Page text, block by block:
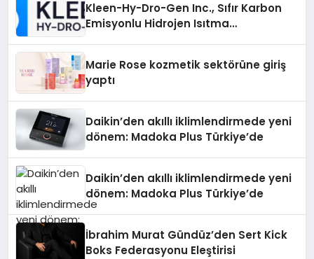
Kleen-Hy-Dro-Gen Inc., Sıfır Karbon
Emisyonlu Hidrojen Isıtma
Marie Rose kozmetik sektörüne giriş
yaptı
Daikin’den akıllı iklimlendirmede yeni
dönem: Madoka Plus Türkiye’de
Daikin’den akıllı iklimlendirmede yeni
dönem: Madoka Plus Türkiye’de
İbrahim Murat Gündüz’den Sert Kick
Boks Federasyonu Eleştirisi